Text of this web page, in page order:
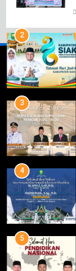
Iklan
2
3
4
5